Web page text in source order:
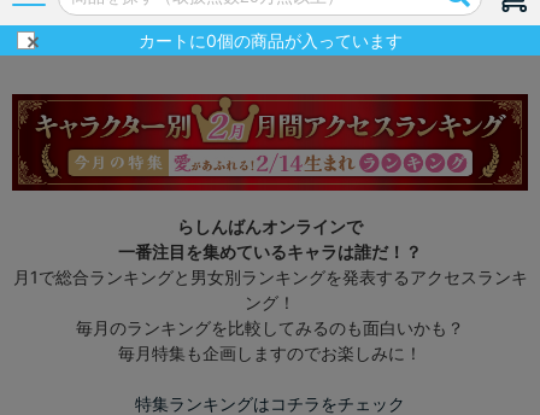
カートに0個の商品が入っています
らしんばんオンラインで
一番注目を集めているキャラは誰だ！？
月1で総合ランキングと男女別ランキングを発表するアクセスランキ
ング！
毎月のランキングを比較してみるのも面白いかも？
毎月特集も企画しますのでお楽しみに！
特集ランキングはコチラをチェック